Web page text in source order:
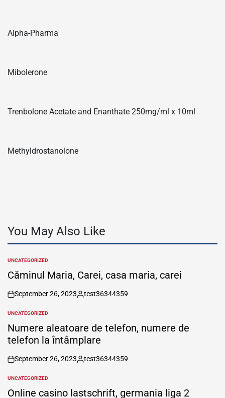
Alpha-Pharma
Mibolerone
Trenbolone Acetate and Enanthate 250mg/ml x 10ml
Methyldrostanolone
You May Also Like
POSTED
IN
UNCATEGORIZED
Căminul Maria, Carei, casa maria, carei
on
September 26, 2023
Posted
test36344359
POSTED
IN
UNCATEGORIZED
Numere aleatoare de telefon, numere de
telefon la întâmplare
on
September 26, 2023
Posted
test36344359
POSTED
IN
UNCATEGORIZED
Online casino lastschrift, germania liga 2